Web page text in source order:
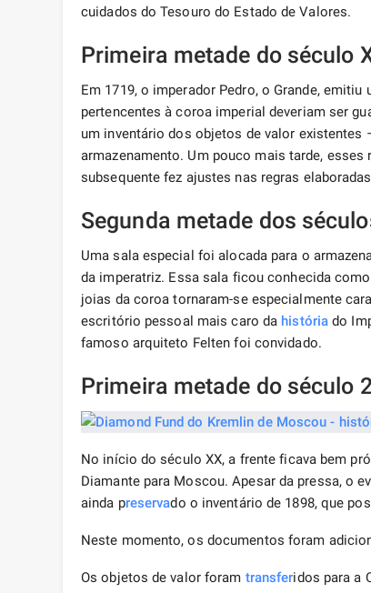
cuidados do Tesouro do Estado de Valores.
Primeira metade do século
Em 1719, o imperador Pedro, o Grande,
pertencentes à coroa imperial deveriam ser
um inventário dos objetos de valor
armazenamento. Um pouco mais tarde,
subsequente fez ajustes nas regras
Segunda metade dos
Uma sala especial foi alocada para o
da imperatriz. Essa sala ficou conhecida
joias da coroa tornaram-se especialmente
escritório pessoal mais caro da história do
famoso arquiteto Felten foi convidado.
Primeira metade do século
No início do século XX, a frente ficava bem
Diamante para Moscou. Apesar da pressa, o
ainda preservado o inventário de 1898, que
Neste momento, os documentos foram
Os objetos de valor foram transferidos para a